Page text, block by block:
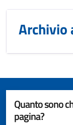
Archivio
Quanto sono
pagina?